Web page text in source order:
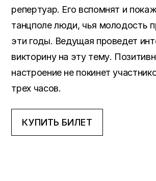
репертуар. Его вспомнят и
танцполе люди, чья молодость
эти годы. Ведущая проведет
викторину на эту тему.
настроение не покинет
трех часов.
КУПИТЬ БИЛЕТ